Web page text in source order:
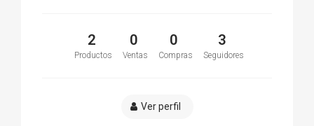
2
Productos
0
Ventas
0
Compras
3
Seguidores
Ver perfil